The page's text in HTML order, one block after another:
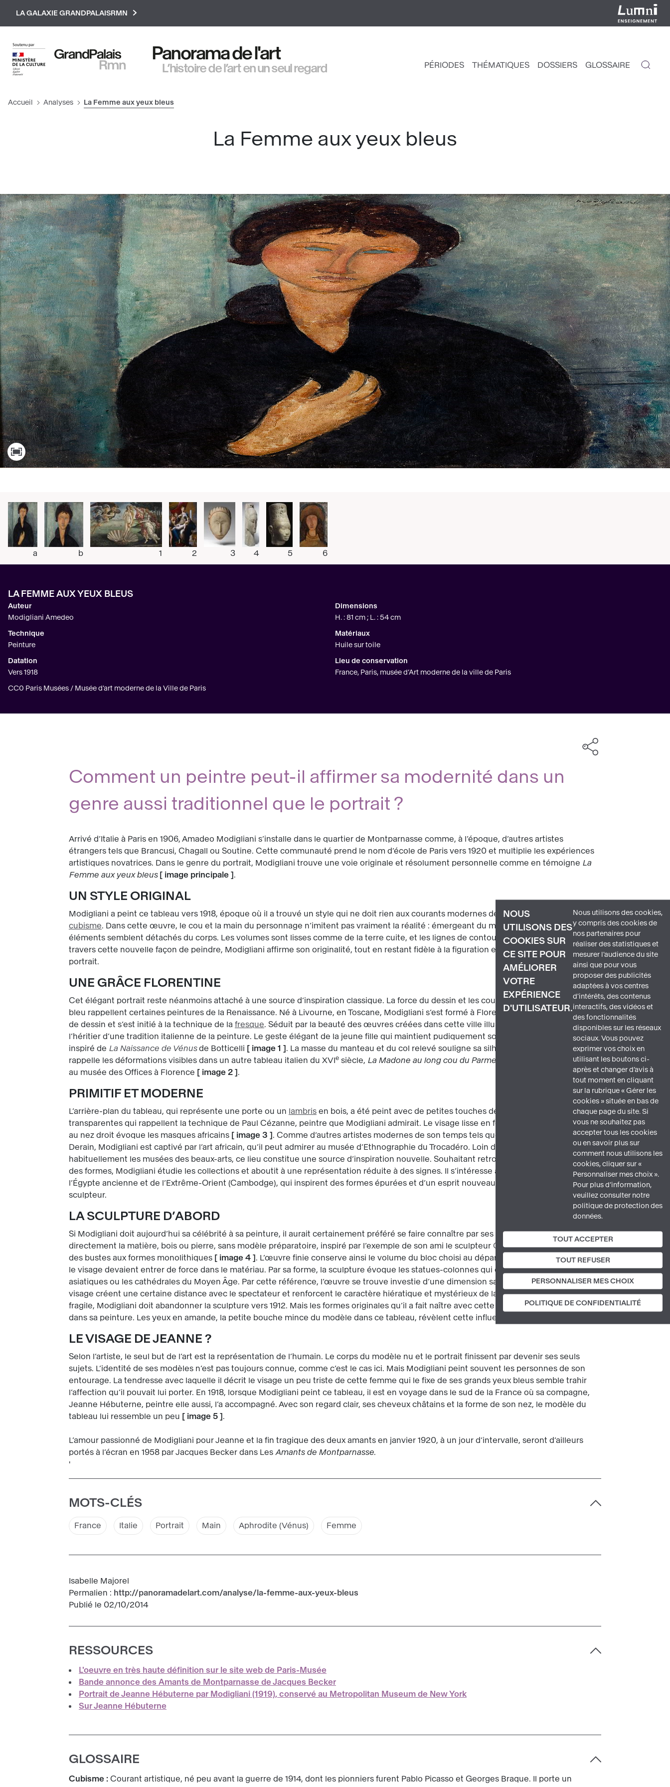
NOUS
UTILISONS DES
COOKIES SUR
CE SITE POUR
AMÉLIORER
VOTRE
EXPÉRIENCE
D'UTILISATEUR.
Nous utilisons des cookies,
y compris des cookies de
nos partenaires pour
réaliser des statistiques et
mesurer l'audience du site
ainsi que pour vous
proposer des publicités
adaptées à vos centres
d'intérêts, des contenus
interactifs, des vidéos et
des fonctionnalités
disponibles sur les réseaux
sociaux. Vous pouvez
exprimer vos choix en
utilisant les boutons ci-
après et changer d’avis à
tout moment en cliquant
sur la rubrique « Gérer les
cookies » située en bas de
chaque page du site. Si
vous ne souhaitez pas
accepter tous les cookies
ou en savoir plus sur
comment nous utilisons les
cookies, cliquer sur «
Personnaliser mes choix ».
Pour plus d’information,
veuillez consulter notre
politique de protection des
données.
TOUT ACCEPTER
TOUT REFUSER
PERSONNALISER MES CHOIX
POLITIQUE DE CONFIDENTIALITÉ
LA GALAXIE GRANDPALAISRMN
Panorama de l'art
L’histoire de l’art en un seul regard
NAVIGATION
PÉRIODES THÉMATIQUES DOSSIERS GLOSSAIRE
Accueil Analyses La Femme aux yeux bleus
La Femme aux yeux bleus
a b 1 2 3 4 5 6
LA FEMME AUX YEUX BLEUS
Auteur
Modigliani Amedeo
Dimensions
H. : 81 cm ; L. : 54 cm
Technique
Peinture
Matériaux
Huile sur toile
Datation
Vers 1918
Lieu de conservation
France, Paris, musée d’Art moderne de la ville de Paris
CC0 Paris Musées / Musée d'art moderne de la Ville de Paris
Comment un peintre peut-il affirmer sa modernité dans un
genre aussi traditionnel que le portrait ?
Arrivé d’Italie à Paris en 1906, Amadeo Modigliani s’installe dans le quartier de Montparnasse comme, à l’époque, d’autres artistes
étrangers tels que Brancusi, Chagall ou Soutine. Cette communauté prend le nom d’école de Paris vers 1920 et multiplie les expériences
artistiques novatrices. Dans le genre du portrait, Modigliani trouve une voie originale et résolument personnelle comme en témoigne La
Femme aux yeux bleus [ image principale ] .
UN STYLE ORIGINAL
Modigliani a peint ce tableau vers 1918, époque où il a trouvé un style qui ne doit rien aux courants modernes de son temps, comme le
cubisme. Dans cette œuvre, le cou et la main du personnage n’imitent pas vraiment la réalité : émergeant du manteau sombre, ces
éléments semblent détachés du corps. Les volumes sont lisses comme de la terre cuite, et les lignes de contour résument les formes. À
travers cette nouvelle façon de peindre, Modigliani affirme son originalité, tout en restant fidèle à la figuration et au thème traditionnel du
portrait.
UNE GRÂCE FLORENTINE
Cet élégant portrait reste néanmoins attaché à une source d’inspiration classique. La force du dessin et les couleurs raffinées d’ocre et de
bleu rappellent certaines peintures de la Renaissance. Né à Livourne, en Toscane, Modigliani s’est formé à Florence où il a pris des cours
de dessin et s’est initié à la technique de la fresque. Séduit par la beauté des œuvres créées dans cette ville illustre au XV
siècle, il se sent
l’héritier d’une tradition italienne de la peinture. Le geste élégant de la jeune fille qui maintient pudiquement son manteau fermé est
inspiré de La Naissance de Vénusde Botticelli [ image 1 ] . La masse du manteau et du col relevé souligne sa silhouette longiligne. Son cou
rappelle les déformations visibles dans un autre tableau italien du XVIe siècle, La Madone au long cou du Parmesan
, également conservé
au musée des Offices à Florence [ image 2 ] .
PRIMITIF ET MODERNE
L’arrière-plan du tableau, qui représente une porte ou un lambris en bois, a été peint avec de petites touches de couleurs franches et
transparentes qui rappellent la technique de Paul Cézanne, peintre que Modigliani admirait. Le visage lisse en forme d’œuf
image b ]et
au nez droit évoque les masques africains [ image 3 ] . Comme d’autres artistes modernes de son temps tels que Picasso, Braque et
Derain, Modigliani est captivé par l’art africain, qu’il peut admirer au musée d’Ethnographie du Trocadéro. Loin des modèles qu’offrent
habituellement les musées des beaux-arts, ce lieu constitue une source d’inspiration nouvelle. Souhaitant retrouver la pureté originelle
des formes, Modigliani étudie les collections et aboutit à une représentation réduite à des signes. Il s’intéresse aussi aux sculptures de
l’Égypte ancienne et de l’Extrême-Orient (Cambodge), qui inspirent des formes épurées et d’un esprit nouveau à ce peintre par ailleurs
sculpteur.
LA SCULPTURE D’ABORD
Si Modigliani doit aujourd’hui sa célébrité à sa peinture, il aurait certainement préféré se faire connaître par ses sculptures. Il travaille
directement la matière, bois ou pierre, sans modèle préparatoire, inspiré par l’exemple de son ami le sculpteur Constantin Brancusi. Il crée
des bustes aux formes monolithiques [ image 4 ] . L’œuvre finie conserve ainsi le volume du bloc choisi au départ, comme si le long cou et
le visage devaient entrer de force dans le matériau. Par sa forme, la sculpture évoque les statues-colonnes qui ornent les temples
asiatiques ou les cathédrales du Moyen Âge. Par cette référence, l’œuvre se trouve investie d’une dimension sacrée. Les traits stylisés du
visage créent une certaine distance avec le spectateur et renforcent le caractère hiératique et mystérieux de la représentation. De santé
fragile, Modigliani doit abandonner la sculpture vers 1912. Mais les formes originales qu’il a fait naître avec cette technique se retrouvent
dans sa peinture. Les yeux en amande, la petite bouche mince du modèle dans ce tableau, révèlent cette influence.
LE VISAGE DE JEANNE ?
Selon l’artiste, le seul but de l’art est la représentation de l’humain. Le corps du modèle nu et le portrait finissent par devenir ses seuls
sujets. L’identité de ses modèles n’est pas toujours connue, comme c’est le cas ici. Mais Modigliani peint souvent les personnes de son
entourage. La tendresse avec laquelle il décrit le visage un peu triste de cette femme qui le fixe de ses grands yeux bleus semble trahir
l’affection qu’il pouvait lui porter. En 1918, lorsque Modigliani peint ce tableau, il est en voyage dans le sud de la France où sa compagne,
Jeanne Hébuterne, peintre elle aussi, l’a accompagné. Avec son regard clair, ses cheveux châtains et la forme de son nez, le modèle du
tableau lui ressemble un peu [ image 5 ] .
L’amour passionné de Modigliani pour Jeanne et la fin tragique des deux amants en janvier 1920, à un jour d’intervalle, seront d’ailleurs
portés à l’écran en 1958 par Jacques Becker dans Les Amants de Montparnasse.
'
MOTS-CLÉS
France Italie Portrait Main Aphrodite (Vénus) Femme
Isabelle Majorel
Permalien : http://panoramadelart.com/analyse/la-femme-aux-yeux-bleus
Publié le 02/10/2014
RESSOURCES
L'oeuvre en très haute définition sur le site web de Paris-Musée
Bande annonce des Amants de Montparnasse de Jacques Becker
Portrait de Jeanne Hébuterne par Modigliani (1919), conservé au Metropolitan Museum de New York
Sur Jeanne Hébuterne
GLOSSAIRE
Cubisme : Courant artistique, né peu avant la guerre de 1914, dont les pionniers furent Pablo Picasso et Georges Braque. Il porte un